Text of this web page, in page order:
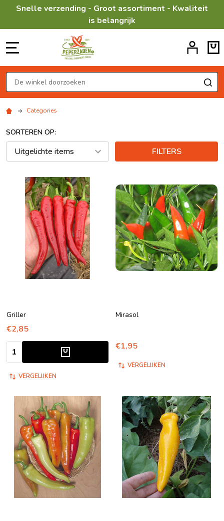
Snelle verzending - Groot assortiment - Kwaliteit
is belangrijk
Zoeken
Categories
SORTEREN OP:
FILTERS
Griller
€2,85
Aantal:
VERGELIJKEN
Mirasol
€1,95
VERGELIJKEN